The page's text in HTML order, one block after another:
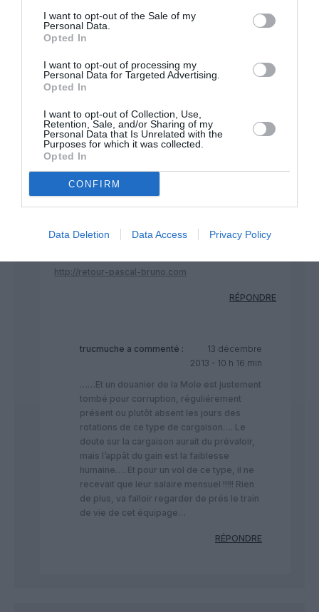
I want to opt-out of the Sale of my
Personal Data.
Opted In
I want to opt-out of processing my
Personal Data for Targeted Advertising.
Opted In
I want to opt-out of Collection, Use,
Retention, Sale, and/or Sharing of my
Personal Data that Is Unrelated with the
Purposes for which it was collected.
Opted In
CONFIRM
Data Deletion Data Access Privacy Policy
G22a commenté :
C’est vrai que le terrain de La Mole à st tropez est
secondaire, mais d’un autre côté c’est un terrain où
ill y a beaucoup d’activité affaires et du contrôle
Cette histoire est un peu plus complexe que les
chose que des raccourcis et les certitudes de
http://retour-pascal-bruno.com
RÉPONDRE
trucmuche a commenté :
13 décembre
2013 - 10 h 16 min
……Et un douanier de la Mole est justement
tombé pour corruption, réguliérement
présent ou plutôt absent les jours des
rotations de ce type de cargaison…. Le
doute sur la cargaison aurait du prévaloir,
mais l’appât du gain est la faiblesse
humaine…. Et pour un vol de ce type, il ne
recevait que leur salaire mensuel !!!!! Rien
de plus, va falloir regarder de prés le train
de vie de cet équipage…
RÉPONDRE